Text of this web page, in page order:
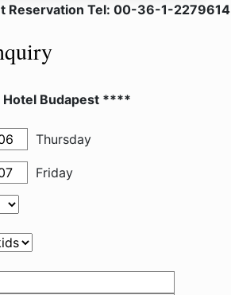
Reservation Tel: 00-36-1-2279614
Budapest ****
Thursday
Friday